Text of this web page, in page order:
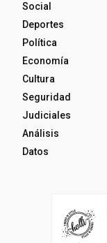
Social
Deportes
Política
Economía
Cultura
Seguridad
Judiciales
Análisis
Datos